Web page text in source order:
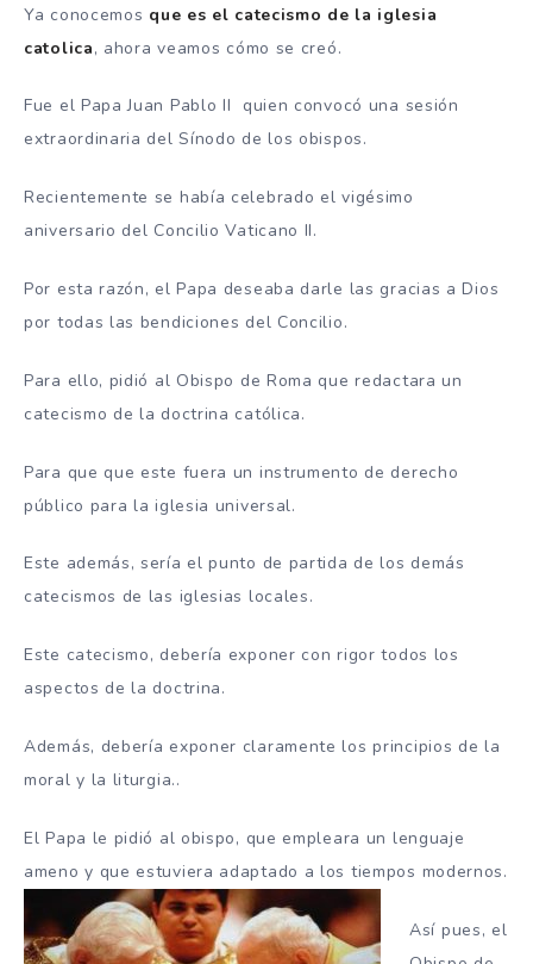
Ya conocemos que es el catecismo de la iglesia
catolica, ahora veamos cómo se creó.
Fue el Papa Juan Pablo II quien convocó una sesión
extraordinaria del Sínodo de los obispos.
Recientemente se había celebrado el vigésimo
aniversario del Concilio Vaticano II.
Por esta razón, el Papa deseaba darle las gracias a Dios
por todas las bendiciones del Concilio.
Para ello, pidió al Obispo de Roma que redactara un
catecismo de la doctrina católica.
Para que que este fuera un instrumento de derecho
público para la iglesia universal.
Este además, sería el punto de partida de los demás
catecismos de las iglesias locales.
Este catecismo, debería exponer con rigor todos los
aspectos de la doctrina.
Además, debería exponer claramente los principios de la
moral y la liturgia..
El Papa le pidió al obispo, que empleara un lenguaje
ameno y que estuviera adaptado a los tiempos modernos.
Así pues, el